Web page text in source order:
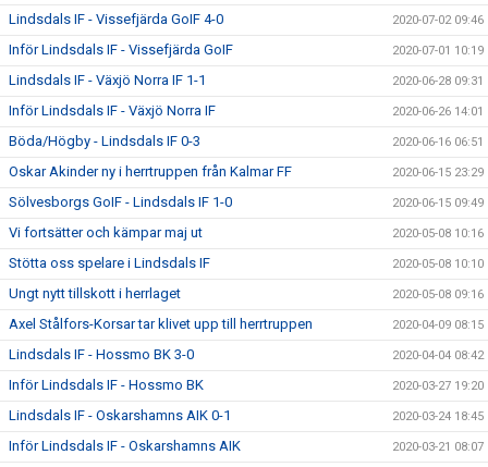
Lindsdals IF - Vissefjärda GoIF 4-0 2020-07-02 09:46
Inför Lindsdals IF - Vissefjärda GoIF 2020-07-01 10:19
Lindsdals IF - Växjö Norra IF 1-1 2020-06-28 09:31
Inför Lindsdals IF - Växjö Norra IF 2020-06-26 14:01
Böda/Högby - Lindsdals IF 0-3 2020-06-16 06:51
Oskar Akinder ny i herrtruppen från Kalmar FF 2020-06-15 23:29
Sölvesborgs GoIF - Lindsdals IF 1-0 2020-06-15 09:49
Vi fortsätter och kämpar maj ut 2020-05-08 10:16
Stötta oss spelare i Lindsdals IF 2020-05-08 10:10
Ungt nytt tillskott i herrlaget 2020-05-08 09:16
Axel Stålfors-Korsar tar klivet upp till herrtruppen 2020-04-09 08:15
Lindsdals IF - Hossmo BK 3-0 2020-04-04 08:42
Inför Lindsdals IF - Hossmo BK 2020-03-27 19:20
Lindsdals IF - Oskarshamns AIK 0-1 2020-03-24 18:45
Inför Lindsdals IF - Oskarshamns AIK 2020-03-21 08:07